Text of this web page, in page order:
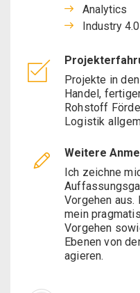
Analytics
Industry 4.0
Projekte in
Handel,
Rohstoff
Logistik
Weitere
Ich zeichne
Vorgehen aus.
mein
Vorgehen
Ebenen von
agieren.